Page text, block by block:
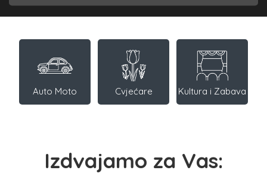
Auto Moto Cvjećare Kultura i Zabava
Izdvajamo za Vas: